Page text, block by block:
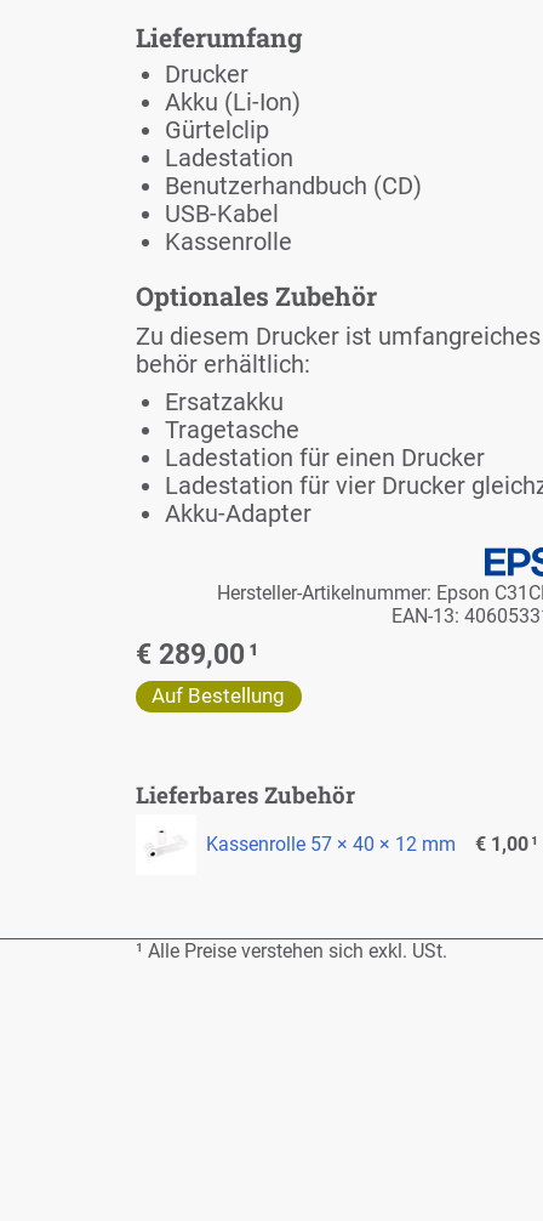
Lie­fer­um­fang
Dru­cker
Ak­ku (Li-Ion)
Gür­tel­clip
La­de­sta­ti­on
Be­nut­zer­hand­buch (CD)
USB-Ka­bel
Kas­sen­rol­le
Op­tio­na­les Zu­be­hör
Zu die­sem Dru­cker ist
be­hör er­hält­lich:
Er­satz­ak­ku
Tra­ge­ta­sche
La­de­sta­ti­on für ei­nen Dru­cker
La­de­sta­ti­on für vier Dru­cker
Ak­ku-Ad­ap­ter
Her­stel­ler-Ar­ti­kel­num­mer: Ep­son
EAN-13:
€ 289,00¹
Auf Be­stel­lung
Lie­fer­ba­res Zu­be­hör
Kas­sen­rol­le 57 × 40 × 12 mm € 1,00¹
¹ Al­le Prei­se ver­ste­hen sich exkl. USt.